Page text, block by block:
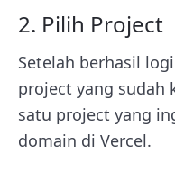
2. Pilih Project
Setelah berhasil
project yang sudah
satu project yang
domain di Vercel.